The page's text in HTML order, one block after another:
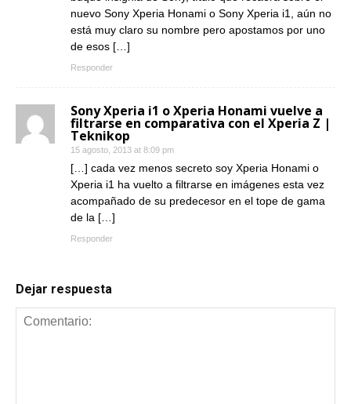
nuevo Sony Xperia Honami o Sony Xperia i1, aún no
está muy claro su nombre pero apostamos por uno
de esos […]
Responder
Sony Xperia i1 o Xperia Honami vuelve a
filtrarse en comparativa con el Xperia Z |
Teknikop
15 agosto, 2013 at 8:09 pm
[…] cada vez menos secreto soy Xperia Honami o
Xperia i1 ha vuelto a filtrarse en imágenes esta vez
acompañado de su predecesor en el tope de gama
de la […]
Responder
Dejar respuesta